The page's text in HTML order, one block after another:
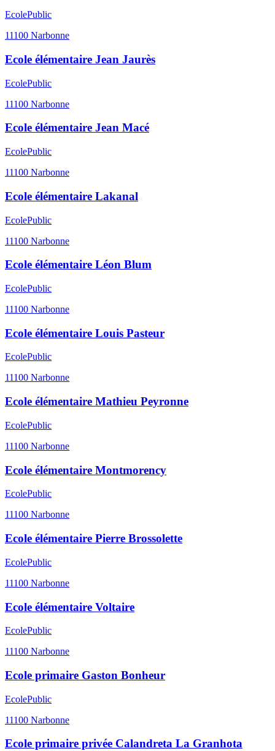
EcolePublic
11100 Narbonne
Ecole élémentaire Jean Jaurès
EcolePublic
11100 Narbonne
Ecole élémentaire Jean Macé
EcolePublic
11100 Narbonne
Ecole élémentaire Lakanal
EcolePublic
11100 Narbonne
Ecole élémentaire Léon Blum
EcolePublic
11100 Narbonne
Ecole élémentaire Louis Pasteur
EcolePublic
11100 Narbonne
Ecole élémentaire Mathieu Peyronne
EcolePublic
11100 Narbonne
Ecole élémentaire Montmorency
EcolePublic
11100 Narbonne
Ecole élémentaire Pierre Brossolette
EcolePublic
11100 Narbonne
Ecole élémentaire Voltaire
EcolePublic
11100 Narbonne
Ecole primaire Gaston Bonheur
EcolePublic
11100 Narbonne
Ecole primaire privée Calandreta La Granhota